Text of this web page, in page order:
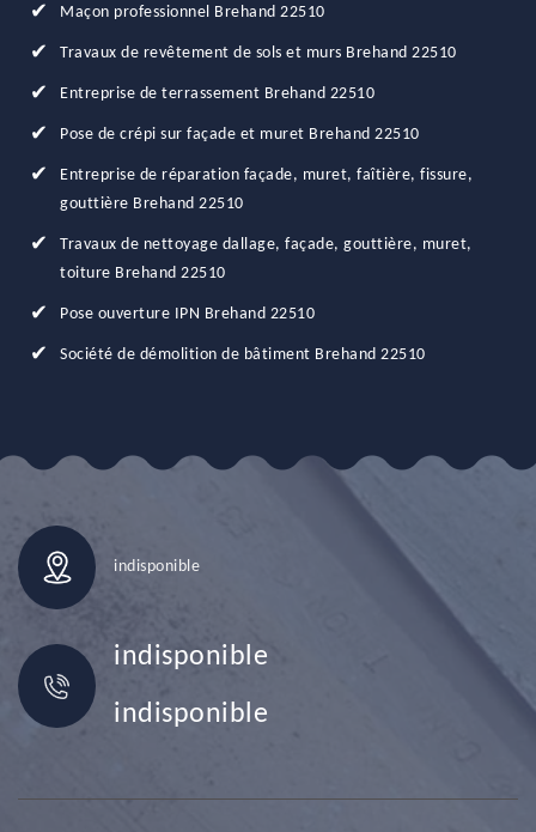
Maçon professionnel Brehand 22510
Travaux de revêtement de sols et murs Brehand 22510
Entreprise de terrassement Brehand 22510
Pose de crépi sur façade et muret Brehand 22510
Entreprise de réparation façade, muret, faîtière, fissure,
gouttière Brehand 22510
Travaux de nettoyage dallage, façade, gouttière, muret,
toiture Brehand 22510
Pose ouverture IPN Brehand 22510
Société de démolition de bâtiment Brehand 22510
indisponible
indisponible
indisponible